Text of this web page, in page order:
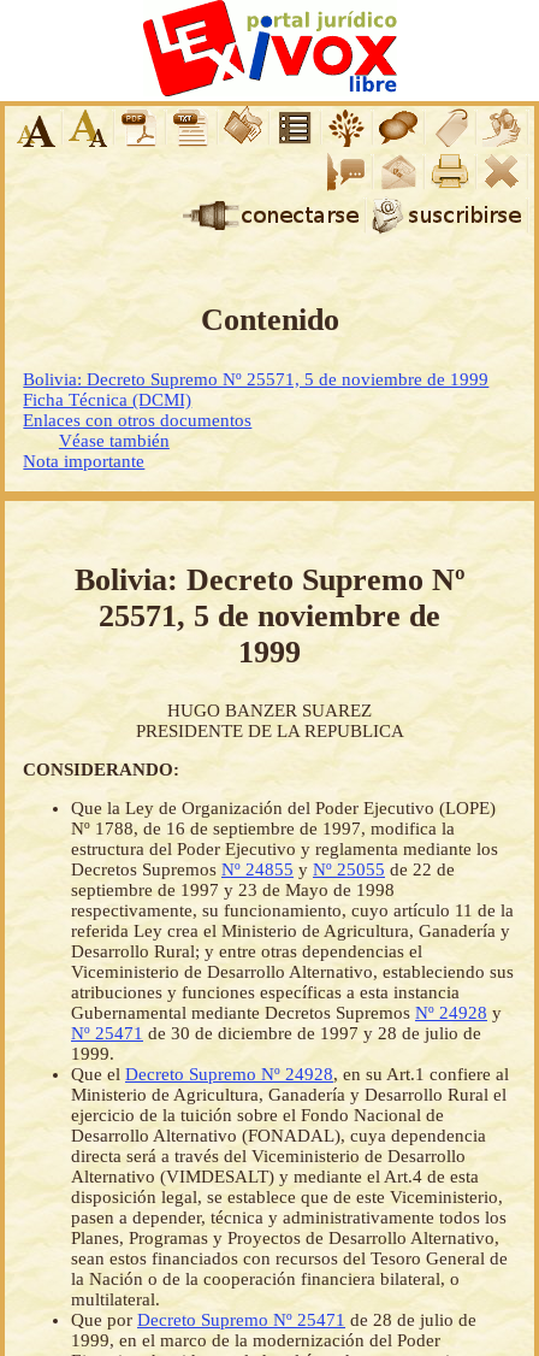
Contenido
Bolivia: Decreto Supremo Nº 25571, 5 de noviembre de 1999
Ficha Técnica (DCMI)
Enlaces con otros documentos
Véase también
Nota importante
Bolivia: Decreto Supremo Nº
25571, 5 de noviembre de
1999
HUGO BANZER SUAREZ
PRESIDENTE DE LA REPUBLICA
CONSIDERANDO:
Que la Ley de Organización del Poder Ejecutivo (LOPE)
Nº 1788, de 16 de septiembre de 1997, modifica la
estructura del Poder Ejecutivo y reglamenta mediante los
Decretos Supremos Nº 24855 y Nº 25055 de 22 de
septiembre de 1997 y 23 de Mayo de 1998
respectivamente, su funcionamiento, cuyo artículo 11 de la
referida Ley crea el Ministerio de Agricultura, Ganadería y
Desarrollo Rural; y entre otras dependencias el
Viceministerio de Desarrollo Alternativo, estableciendo sus
atribuciones y funciones específicas a esta instancia
Gubernamental mediante Decretos Supremos Nº 24928 y
Nº 25471 de 30 de diciembre de 1997 y 28 de julio de
1999.
Que el Decreto Supremo Nº 24928, en su Art.1 confiere al
Ministerio de Agricultura, Ganadería y Desarrollo Rural el
ejercicio de la tuición sobre el Fondo Nacional de
Desarrollo Alternativo (FONADAL), cuya dependencia
directa será a través del Viceministerio de Desarrollo
Alternativo (VIMDESALT) y mediante el Art.4 de esta
disposición legal, se establece que de este Viceministerio,
pasen a depender, técnica y administrativamente todos los
Planes, Programas y Proyectos de Desarrollo Alternativo,
sean estos financiados con recursos del Tesoro General de
la Nación o de la cooperación financiera bilateral, o
multilateral.
Que por Decreto Supremo Nº 25471 de 28 de julio de
1999, en el marco de la modernización del Poder